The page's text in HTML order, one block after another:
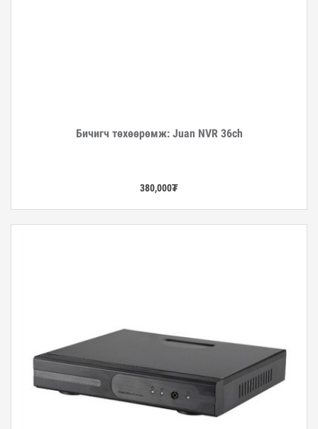
Дэлгэрэнгүй
Бичигч төхөөрөмж: Juan NVR 36ch
380,000₮